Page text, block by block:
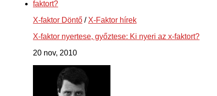
X-faktor Döntő / X-Faktor hírek
X-faktor nyertese, győztese: Ki nyeri az x-faktort?
20 nov, 2010